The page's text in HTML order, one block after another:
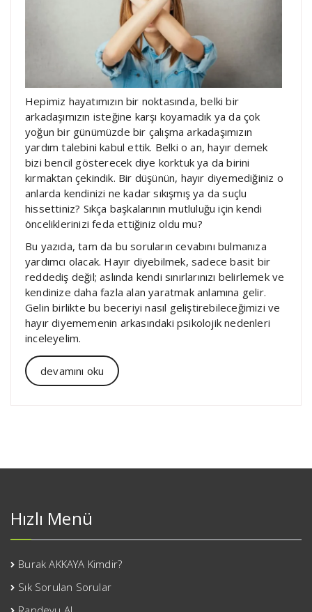
Hepimiz hayatımızın bir noktasında, belki bir
arkadaşımızın isteğine karşı koyamadık ya da çok
yoğun bir günümüzde bir çalışma arkadaşımızın
yardım talebini kabul ettik. Belki o an, hayır demek
bizi bencil gösterecek diye korktuk ya da birini
kırmaktan çekindik. Bir düşünün, hayır diyemediğiniz o
anlarda kendinizi ne kadar sıkışmış ya da suçlu
hissettiniz? Sıkça başkalarının mutluluğu için kendi
önceliklerinizi feda ettiğiniz oldu mu?
Bu yazıda, tam da bu soruların cevabını bulmanıza
yardımcı olacak. Hayır diyebilmek, sadece basit bir
reddediş değil; aslında kendi sınırlarınızı belirlemek ve
kendinize daha fazla alan yaratmak anlamına gelir.
Gelin birlikte bu beceriyi nasıl geliştirebileceğimizi ve
hayır diyememenin arkasındaki psikolojik nedenleri
inceleyelim.
devamını oku
Hızlı Menü
Burak AKKAYA Kimdir?
Sık Sorulan Sorular